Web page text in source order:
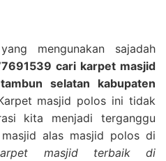
mengunakan sajadah
cari karpet masjid
selatan kabupaten
masjid polos ini tidak
kita menjadi terganggu
alas masjid polos di
masjid terbaik di